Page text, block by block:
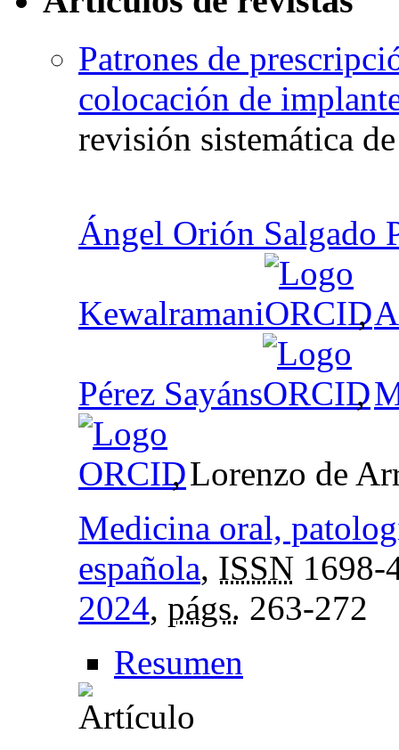
Patrones de
colocación de
revisión sistemática
Ángel Orión Salgado
Kewalramani ,
Pérez Sayáns ,
, Lorenzo de
Medicina oral,
española, ISSN
2024, págs. 263-272
Resumen